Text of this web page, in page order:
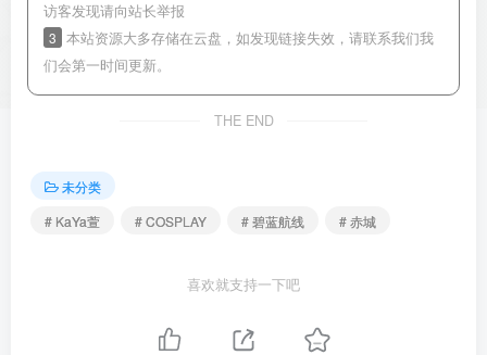
访客发现请向站长举报
3 本站资源大多存储在云盘，如发现链接失效，请联系我们我
们会第一时间更新。
THE END
未分类
# KaYa萱
# COSPLAY # 碧蓝航线 # 赤城
喜欢就支持一下吧